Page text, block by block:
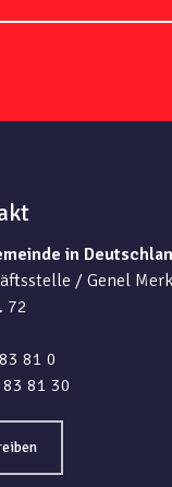
in
/ Genel
72
81 0
81 30